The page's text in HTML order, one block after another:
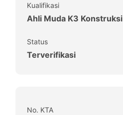
Kualifikasi
Ahli Muda K3 Konstruksi
Status
Terverifikasi
No. KTA